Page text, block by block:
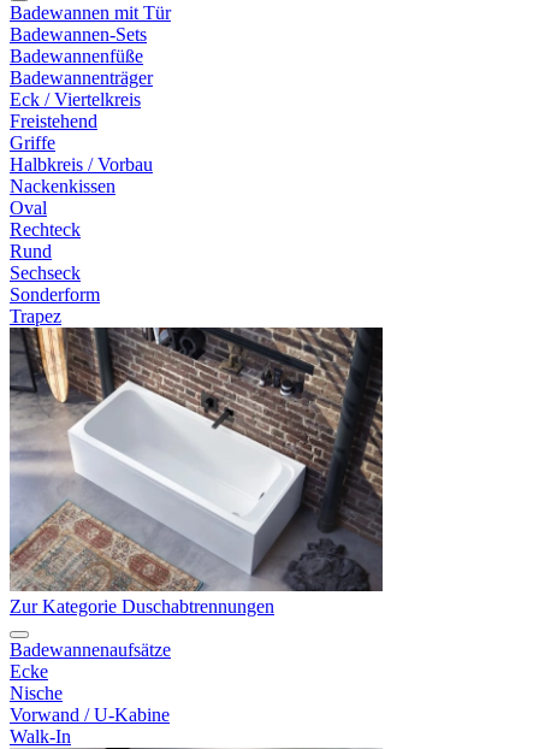
Badewannen mit Tür
Badewannen-Sets
Badewannenfüße
Badewannenträger
Eck / Viertelkreis
Freistehend
Griffe
Halbkreis / Vorbau
Nackenkissen
Oval
Rechteck
Rund
Sechseck
Sonderform
Trapez
Zur Kategorie Duschabtrennungen
Badewannenaufsätze
Ecke
Nische
Vorwand / U-Kabine
Walk-In